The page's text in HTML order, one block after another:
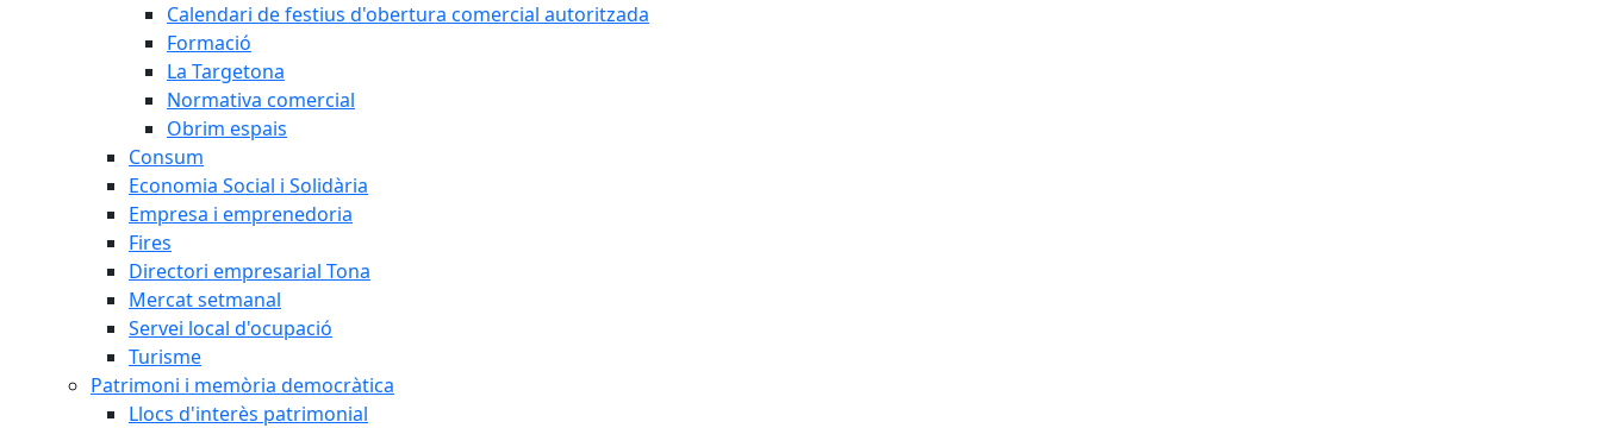
Calendari de festius d'obertura comercial autoritzada
Formació
La Targetona
Normativa comercial
Obrim espais
Consum
Economia Social i Solidària
Empresa i emprenedoria
Fires
Directori empresarial Tona
Mercat setmanal
Servei local d'ocupació
Turisme
Patrimoni i memòria democràtica
Llocs d'interès patrimonial